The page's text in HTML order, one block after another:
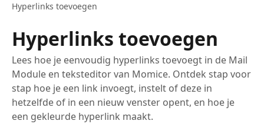
Hyperlinks toevoegen
Hyperlinks toevoegen
Lees hoe je eenvoudig hyperlinks toevoegt in de Mail
Module en teksteditor van Momice. Ontdek stap voor
stap hoe je een link invoegt, instelt of deze in
hetzelfde of in een nieuw venster opent, en hoe je
een gekleurde hyperlink maakt.